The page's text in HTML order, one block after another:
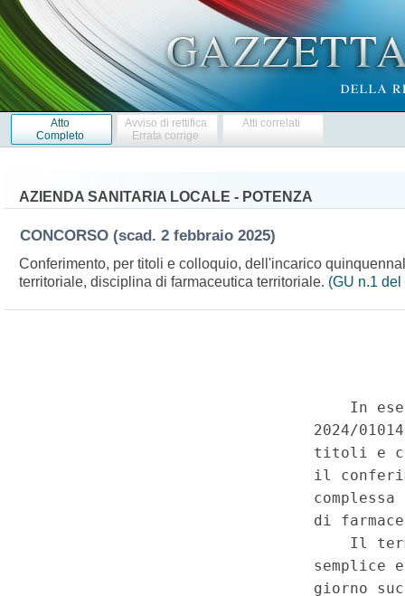
Atto
Completo
Avviso di rettifica
Errata corrige
Atti correlati
AZIENDA SANITARIA LOCALE - POTENZA
CONCORSO (scad. 2 febbraio 2025)
Conferimento, per titoli e colloquio, dell'incarico
territoriale, disciplina di farmaceutica territoriale. (GU n.1